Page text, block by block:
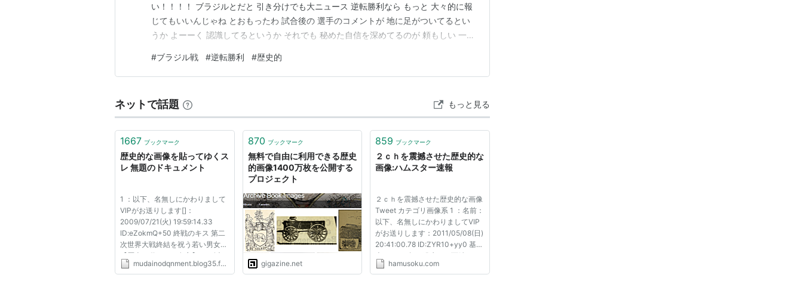
い！！！！ ブラジルとだと 引き分けでも大ニュース 逆転勝利なら もっと 大々的に報
じてもいいんじゃね とおもったわ 試合後の 選手のコメントが 地に足がついてるとい
うか よーーく 認識してるというか それでも 秘めた自信を深めてるのが 頼もしい 一流
心する。。。 一言でカッコイイわ
#ブラジル戦 #逆転勝利 #歴史的
ネットで話題 もっと見る
1667 ブックマーク
歴史的な画像を貼ってゆくス
レ 無題のドキュメント
1 ：以下、名無しにかわりまして
VIPがお送りします[]：
2009/07/21(火) 19:59:14.33
ID:eZokmQ+50 終戦のキス 第二
次世界大戦終結を祝う若い男女
【歴史を動かした名言】 2 ：以
下、名無しにかわりましてVIPが
mudainodqnment.blog35.fc2.com
870 ブックマーク
無料で自由に利用できる歴史
的画像1400万枚を公開する
プロジェクト
gigazine.net
859 ブックマーク
２ｃｈを震撼させた歴史的な
画像:ハムスター速報
２ｃｈを震撼させた歴史的な画像
Tweet カテゴリ画像系 1 ：名前：
以下、名無しにかわりましてVIP
がお送りします：2011/05/08(日)
20:41:00.78 ID:ZYR10+yy0 基
本。2000年に発生した西鉄バス
ジャック事件の犯人が当時18歳の
hamusoku.com